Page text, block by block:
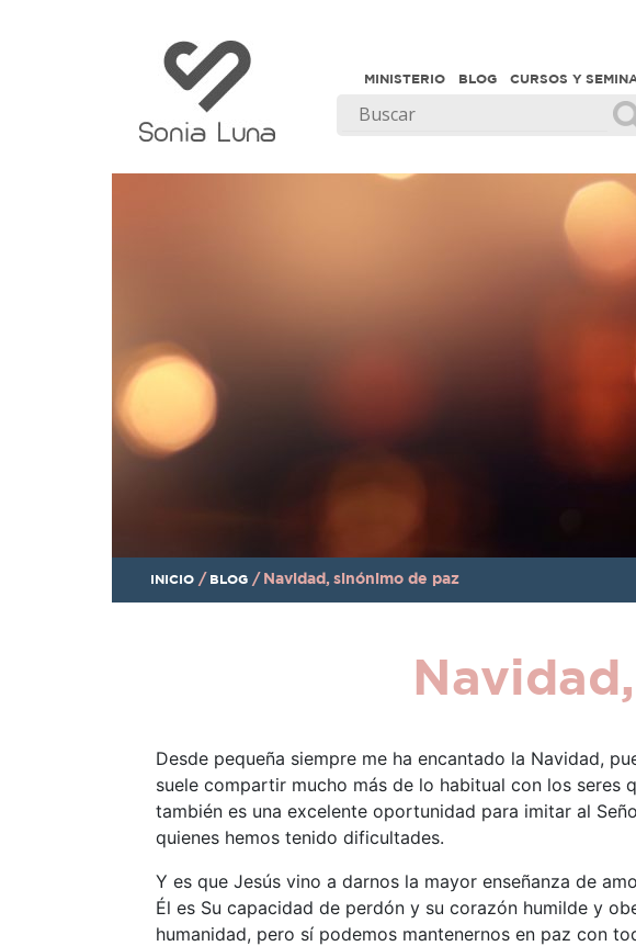
MINISTERIO BLOG CURSOS Y
INICIO / BLOG / Navidad, sinónimo de paz
Desde pequeña siempre me ha encantado la Navidad,
suele compartir mucho más de lo habitual con los seres
también es una excelente oportunidad para imitar al
quienes hemos tenido dificultades.
Y es que Jesús vino a darnos la mayor enseñanza de
Él es Su capacidad de perdón y su corazón humilde y
humanidad, pero sí podemos mantenernos en paz con